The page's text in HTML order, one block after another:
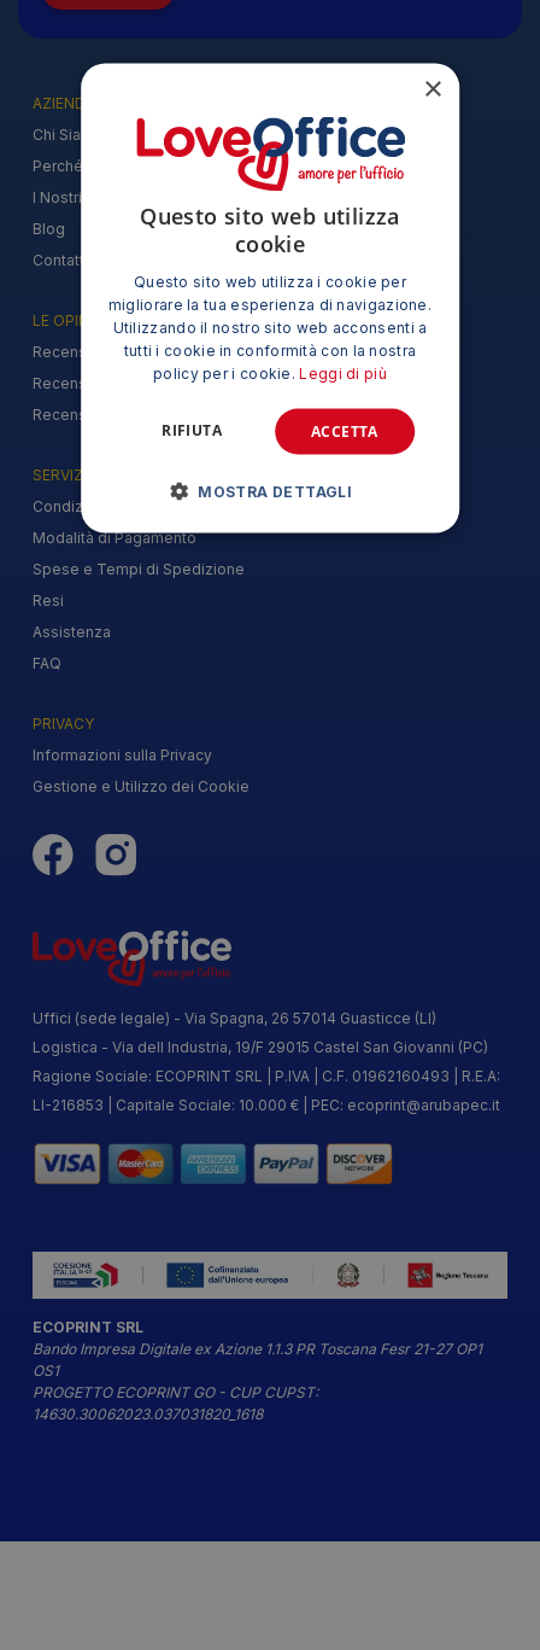
AZIENDA
Chi Siamo
Perché acquistare su LoveOffice
I Nostri Marchi
Blog
Contattaci
LE OPINIONI DEI NOSTRI CLIENTI
Recensioni su Feedaty
Recensioni su Google
Recensioni su Trovaprezzi
SERVIZIO CLIENTI
Condizioni Generali di Vendita
Modalità di Pagamento
Spese e Tempi di Spedizione
Resi
Assistenza
FAQ
PRIVACY
Informazioni sulla Privacy
Gestione e Utilizzo dei Cookie
Uffici (sede legale) - Via Spagna, 26 57014 Guasticce (LI)
Logistica - Via dell Industria, 19/F 29015 Castel San Giovanni (PC)
Ragione Sociale: ECOPRINT SRL | P.IVA | C.F. 01962160493 | R.E.A:
LI-216853 | Capitale Sociale: 10.000 € | PEC: ecoprint@arubapec.it
ECOPRINT SRL
Bando Impresa Digitale ex Azione 1.1.3 PR Toscana Fesr 21-27 OP1
OS1
PROGETTO ECOPRINT GO - CUP CUPST:
14630.30062023.037031820_1618
×
Questo sito web utilizza
cookie
Questo sito web utilizza i cookie per
migliorare la tua esperienza di navigazione.
Utilizzando il nostro sito web acconsenti a
tutti i cookie in conformità con la nostra
policy per i cookie.Leggi di più
ACCETTA
RIFIUTA
MOSTRA DETTAGLI